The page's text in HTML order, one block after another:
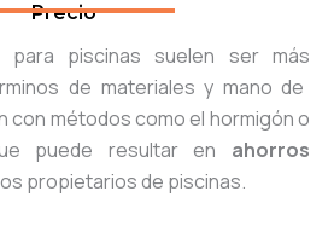
Precio
para piscinas suelen ser más
de materiales y mano de
con métodos como el hormigón o
puede resultar en ahorros
propietarios de piscinas.